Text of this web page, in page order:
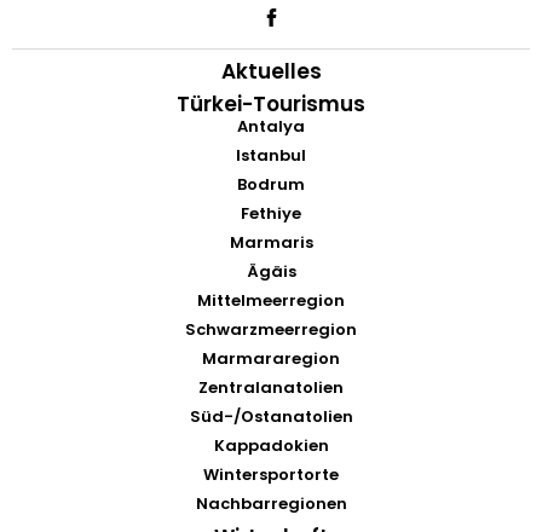
Aktuelles
Türkei-Tourismus
Antalya
Istanbul
Bodrum
Fethiye
Marmaris
Ägäis
Mittelmeerregion
Schwarzmeerregion
Marmararegion
Zentralanatolien
Süd-/Ostanatolien
Kappadokien
Wintersportorte
Nachbarregionen